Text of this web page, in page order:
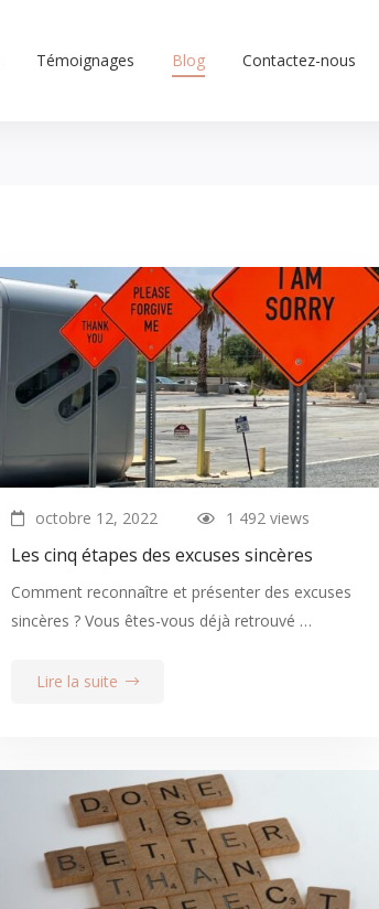
Témoignages Blog Contactez-nous
octobre 12, 2022 1 492 views
Les cinq étapes des excuses sincères
Comment reconnaître et présenter des excuses
sincères ? Vous êtes-vous déjà retrouvé …
Lire la suite